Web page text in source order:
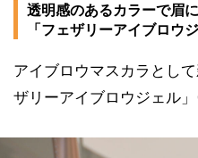
透明感のあるカラーで眉
「フェザリーアイブロウ
アイブロウマスカラとし
ザリーアイブロウジェル